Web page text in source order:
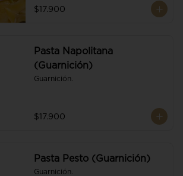
$17.900
Pasta Napolitana
(Guarnición)
Guarnición.
$17.900
Pasta Pesto (Guarnición)
Guarnición.